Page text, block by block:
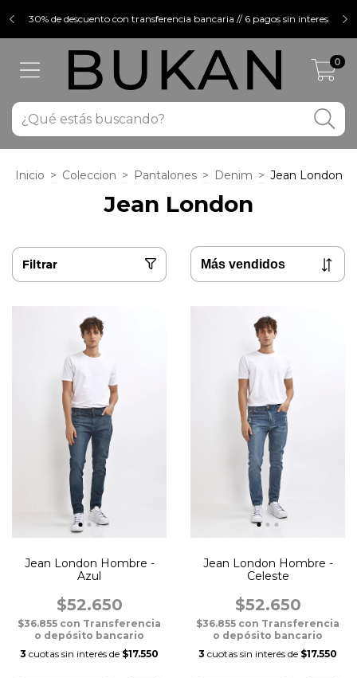
30% de descuento con transferencia bancaria // 6 pagos sin interes
0
Inicio > Coleccion > Pantalones > Denim > Jean London
Jean London
Filtrar
Jean London Hombre -
Azul
$52.650
$36.855 con Transferencia
o depósito bancario
3 cuotas sin interés de $17.550
Jean London Hombre -
Celeste
$52.650
$36.855 con Transferencia
o depósito bancario
3 cuotas sin interés de $17.550